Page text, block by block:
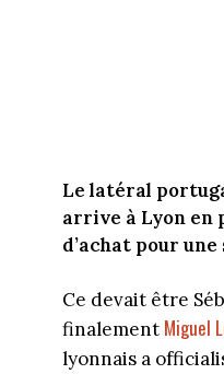
Le latéral
arrive à Lyon en
d’achat pourune
Ce devait être
finalement Miguel
lyonnais a